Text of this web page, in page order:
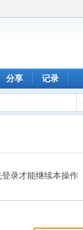
分享 记录
录才能继续本操作